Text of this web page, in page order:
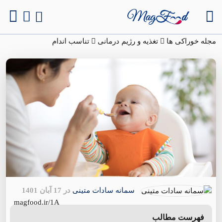
مجله خوراکی ها تغذیه و رژیم درمانی تناسب اندام
سمانه سادات متینی در 17 آبان 1401
magfood.ir/1A
فهرست مطالب